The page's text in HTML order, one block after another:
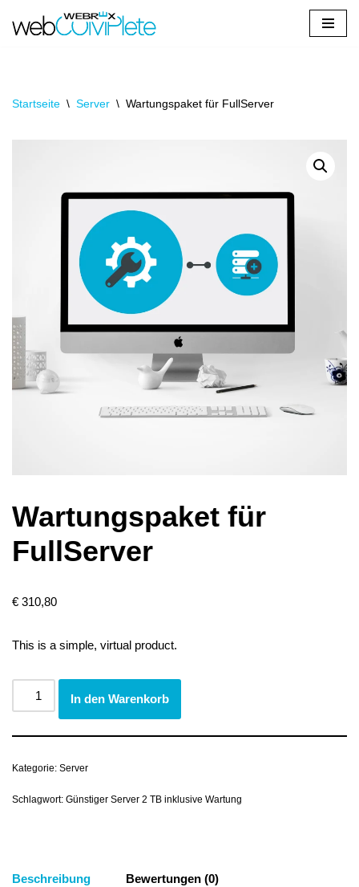
Startseite \ Server \ Wartungspaket für FullServer
Wartungspaket für
FullServer
€ 310,80
This is a simple, virtual product.
In den Warenkorb
Kategorie: Server
Schlagwort: Günstiger Server 2 TB inklusive Wartung
Beschreibung Bewertungen (0)